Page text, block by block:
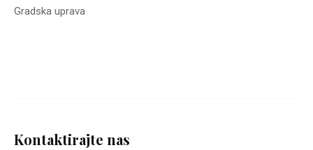
Gradska uprava
Kontaktirajte nas